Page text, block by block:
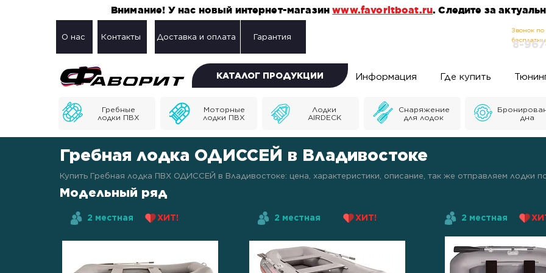
Внимание! У нас новый интернет-магазинwww.favoritboat.ru. Следите за
О нас Контакты Доставка и оплата Гарантия
Звонок по
8-
КАТАЛОГ ПРОДУКЦИИ Информация Где купить
Гребные
лодки ПВХ
Моторные
лодки ПВХ
Лодки
AIRDECK
Снаряжение
для лодок
дна
Гребная лодка ОДИССЕЙ в Владивостоке
Купить Гребная лодка ПВХ ОДИССЕЙ в Владивостоке: цена, характеристики, описание, так же отправляем лодки
Модельный ряд
2 местная ХИТ! ХИТ!
2 местная 2 местная